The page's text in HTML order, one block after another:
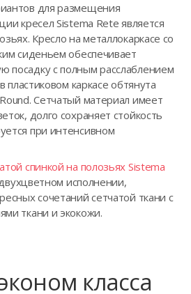
для размещения
кресел Sistema Rete является
Кресло на металлокаркасе со
сиденьем обеспечивает
посадку с полным расслаблением
пластиковом каркасе обтянута
Сетчатый материал имеет
долго сохраняет стойкость
при интенсивном
спинкой на полозьях Sistema
исполнении,
сочетаний сетчатой ткани с
ткани и экокожи.
класса